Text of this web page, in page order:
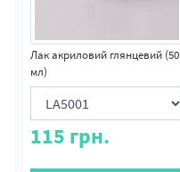
Лак акриловий глянцевий (50
мл)
115 грн.